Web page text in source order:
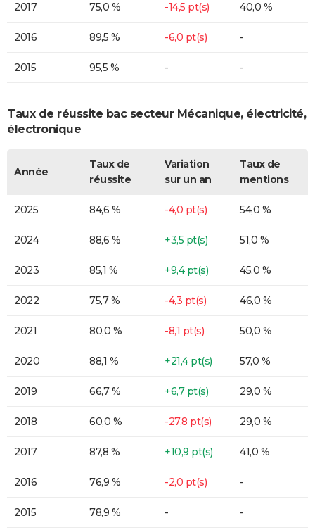
2017 75,0 % -14,5 pt(s) 40,0 %
2016 89,5 % -6,0 pt(s) -
2015 95,5 % - -
Taux de réussite bac secteur Mécanique, électricité,
électronique
Année
Taux de
réussite
Variation
sur un an
Taux de
mentions
2025 84,6 % -4,0 pt(s) 54,0 %
2024 88,6 % +3,5 pt(s) 51,0 %
2023 85,1 % +9,4 pt(s) 45,0 %
2022 75,7 % -4,3 pt(s) 46,0 %
2021 80,0 % -8,1 pt(s) 50,0 %
2020 88,1 % +21,4 pt(s) 57,0 %
2019 66,7 % +6,7 pt(s) 29,0 %
2018 60,0 % -27,8 pt(s) 29,0 %
2017 87,8 % +10,9 pt(s) 41,0 %
2016 76,9 % -2,0 pt(s) -
2015 78,9 % - -